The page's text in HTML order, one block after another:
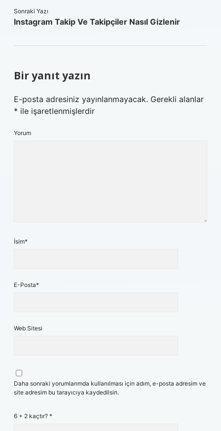
Sonraki Yazı
Instagram Takip Ve Takipçiler Nasıl Gizlenir
Bir yanıt yazın
E-posta adresiniz yayınlanmayacak. Gerekli alanlar
* ile işaretlenmişlerdir
Yorum
İsim*
E-Posta*
Web Sitesi
Daha sonraki yorumlarımda kullanılması için adım, e-posta adresim ve
site adresim bu tarayıcıya kaydedilsin.
6 + 2 kaçtır? *